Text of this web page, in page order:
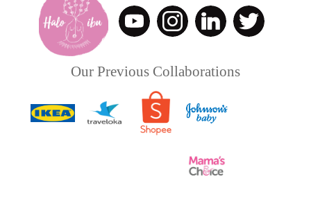
Our Previous Collaborations